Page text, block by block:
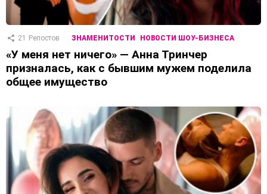
21 Репостов ЗНАМЕНИТОСТИ НОВОСТИ ШОУ-БИЗНЕСА
«У меня нет ничего» — Анна Тринчер
призналась, как с бывшим мужем поделила
общее имущество